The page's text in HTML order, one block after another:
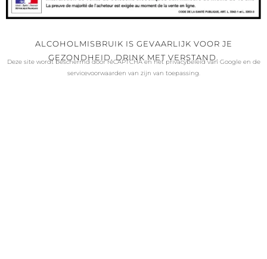
ALCOHOLMISBRUIK IS GEVAARLIJK VOOR JE
GEZONDHEID. DRINK MET VERSTAND.
Deze site wordt beschermd door reCAPTCHA en het privacybeleidvan Google en de
servicevoorwaarden van zijn van toepassing.